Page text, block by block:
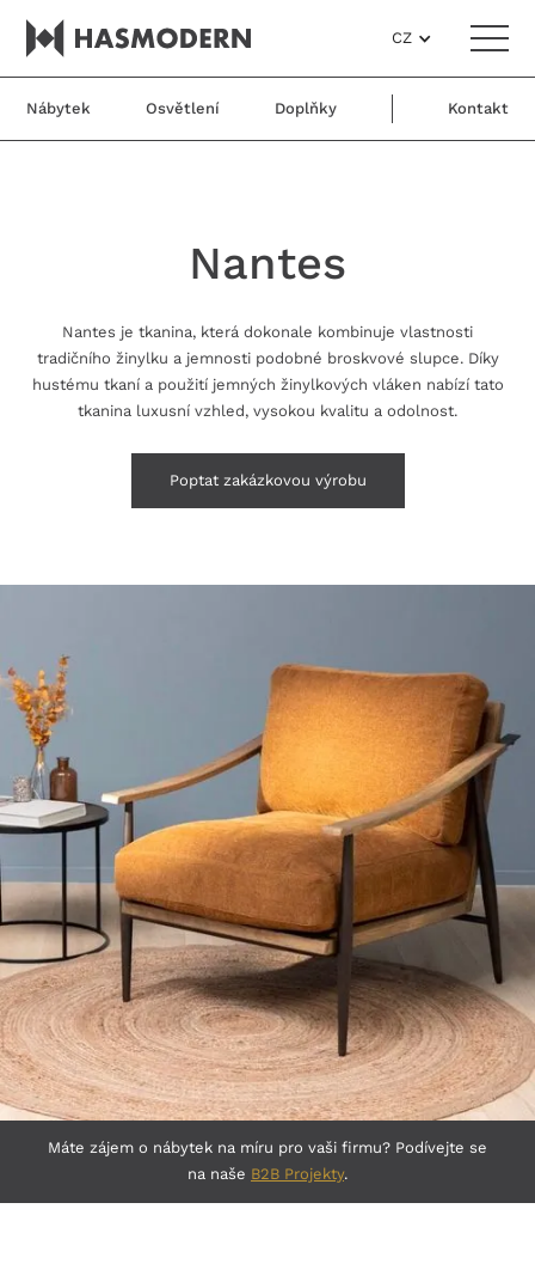
CZ
Nábytek Osvětlení Doplňky Kontakt
Nantes
Nantes je tkanina, která dokonale kombinuje vlastnosti
tradičního žinylku a jemnosti podobné broskvové slupce. Díky
hustému tkaní a použití jemných žinylkových vláken nabízí tato
tkanina luxusní vzhled, vysokou kvalitu a odolnost.
Poptat zakázkovou výrobu
Máte zájem o nábytek na míru pro vaši firmu? Podívejte se
na naše B2B Projekty.